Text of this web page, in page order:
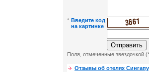
* Введите код
на картинке
Поля, отмеченные звездочкой
Отзывы об отелях